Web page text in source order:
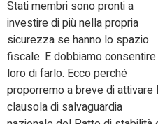
Stati membri sono pronti a
investire di più nella propria
sicurezza se hanno lo spazio
fiscale. E dobbiamo consentire
loro di farlo. Ecco perché
proporremo a breve di attivare
clausola di salvaguardia